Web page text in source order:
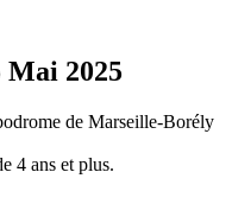
Mai 2025
de Marseille-Borély
4 ans et plus.